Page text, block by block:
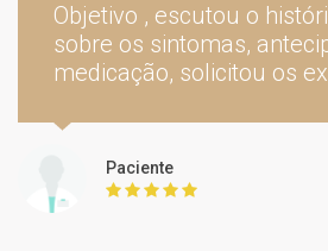
Teleconsulta
Objetivo , escutou o
sobre os sintomas,
medicação, solicitou os
Paciente